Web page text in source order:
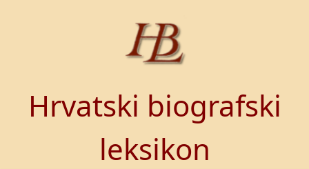
Hrvatski biografski
leksikon